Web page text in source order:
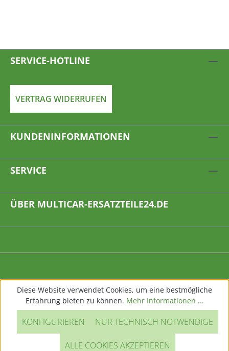
SERVICE-HOTLINE
VERTRAG WIDERRUFEN
KUNDENINFORMATIONEN
SERVICE
ÜBER MULTICAR-ERSATZTEILE24.DE
Diese Website verwendet Cookies, um eine bestmögliche
Erfahrung bieten zu können. Mehr Informationen ...
NUR TECHNISCH NOTWENDIGE
KONFIGURIEREN
ALLE COOKIES AKZEPTIEREN